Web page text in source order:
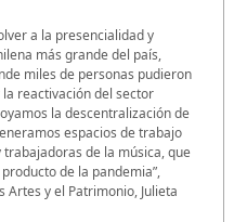
a la presencialidad y
más grande del país,
miles de personas pudieron
reactivación del sector
la descentralización de
espacios de trabajo
de la música, que
de la pandemia”,
y el Patrimonio, Julieta